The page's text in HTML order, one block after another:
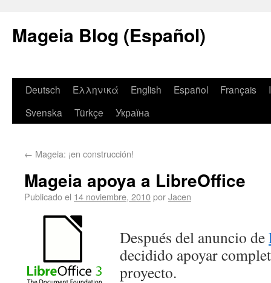
Mageia Blog (Español)
Deutsch Ελληνικά English Español Français
Svenska
Türkçe Україна
← Mageia: ¡en construcción!
Mageia apoya a LibreOffice
Publicado el 14 noviembre, 2010porJacen
Después del anuncio de
decidido apoyar
proyecto.